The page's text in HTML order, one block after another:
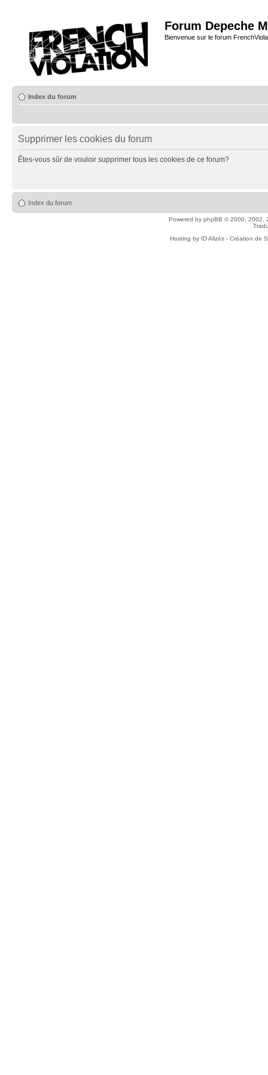
Forum Depeche
Bienvenue sur le forum
Index du forum
Supprimer les cookies du forum
Êtes-vous sûr de vouloir supprimer tous les cookies de ce forum?
Index du forum
Powered by phpBB © 2000, 2002,
Hosting by ID Alizés - Création de